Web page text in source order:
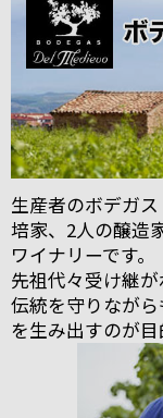
生産者のボデガ
培家、2人の醸造
ワイナリーです。
先祖代々受け継
伝統を守りなが
を生み出すのが目